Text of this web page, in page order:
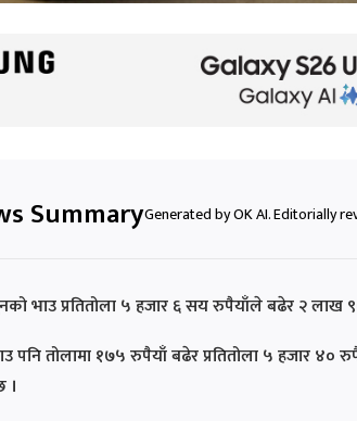
SummaryGenerated by OK AI. Editorially
भाउ प्रतितोला ५ हजार ६ सय रुपैयाँले बढेर २
पनि तोलामा १७५ रुपैयाँ बढेर प्रतितोला ५ हजार
।